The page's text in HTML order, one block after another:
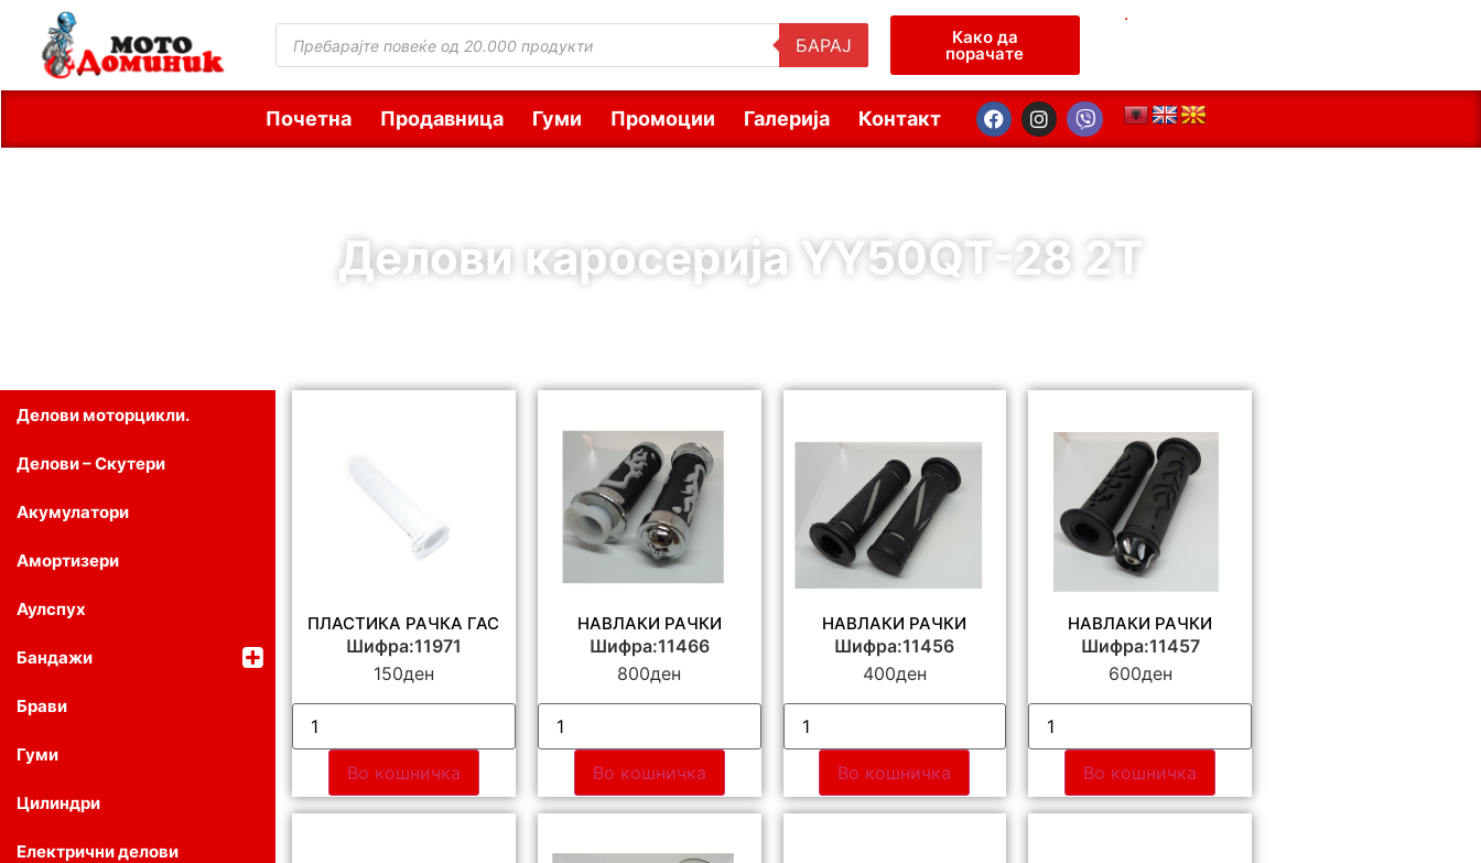
БАРАЈ Како да
порачате
.
Почетна Продавница Гуми Промоции Галерија Контакт
Делови каросерија YY50QT-28 2T
Делови моторцикли.
Делови – Скутери
Акумулатори
Амортизери
Аулспух
Бандажи
Брави
Гуми
Цилиндри
Електрични делови
ПЛАСТИКА РАЧКА ГАС
Шифра:11971
150ден
Во кошничка
НАВЛАКИ РАЧКИ
Шифра:11466
800ден
Во кошничка
НАВЛАКИ РАЧКИ
Шифра:11456
400ден
Во кошничка
НАВЛАКИ РАЧКИ
Шифра:11457
600ден
Во кошничка